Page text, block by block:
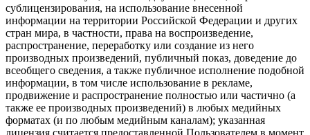
сублицензирования, на использование внесенной
информации на территории Российской Федерации и других
стран мира, в частности, права на воспроизведение,
распространение, переработку или создание из него
производных произведений, публичный показ, доведение до
всеобщего сведения, а также публичное исполнение подобной
информации, в том числе использование в рекламе,
продвижение и распространение полностью или частично (а
также ее производных произведений) в любых медийных
форматах (и по любым медийным каналам); указанная
лицензия считается предоставленной Пользователем в момент